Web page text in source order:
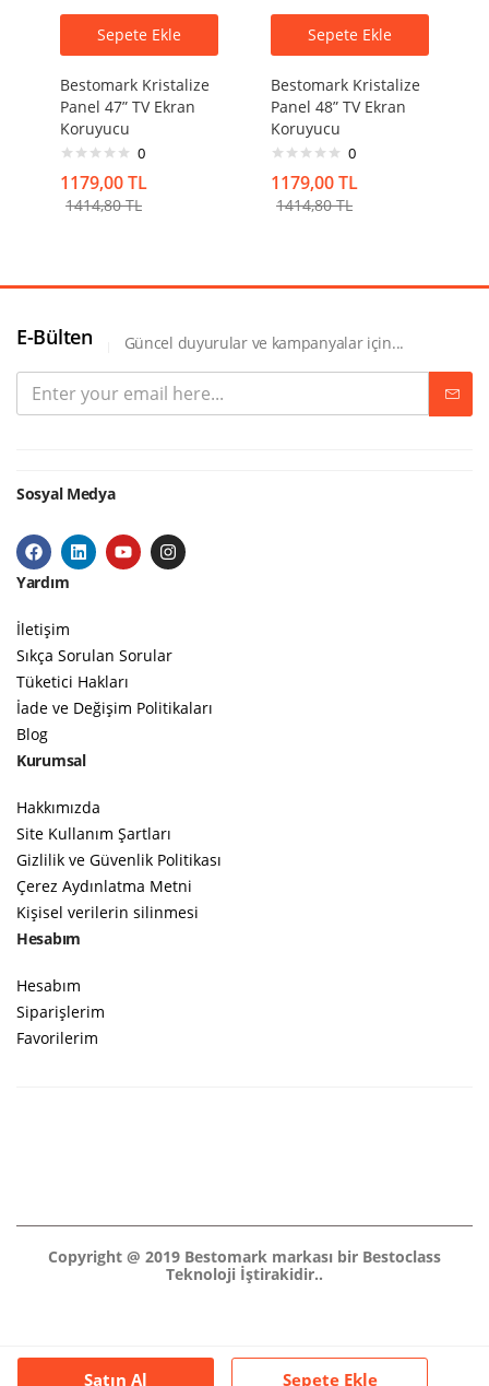
Satın Al Sepete Ekle
Sepete Ekle
Bestomark Kristalize
Panel 47” TV Ekran
Koruyucu
0
1179,00TL
1414,80TL
Sepete Ekle
Bestomark Kristalize
Panel 48” TV Ekran
Koruyucu
0
1179,00TL
1414,80TL
E-Bülten Güncel duyurular ve kampanyalar için...
Sosyal Medya
Yardım
İletişim
Sıkça Sorulan Sorular
Tüketici Hakları
İade ve Değişim Politikaları
Blog
Kurumsal
Hakkımızda
Site Kullanım Şartları
Gizlilik ve Güvenlik Politikası
Çerez Aydınlatma Metni
Kişisel verilerin silinmesi
Hesabım
Hesabım
Siparişlerim
Favorilerim
Copyright @ 2019 Bestomark markası bir Bestoclass
Teknoloji İştirakidir..